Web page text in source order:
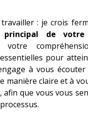
: je crois
de votre
votre
pour
à vous
manière claire et à
afin que vous vous